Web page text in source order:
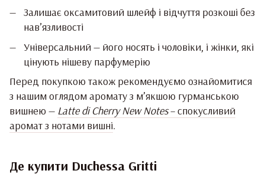
Залишає оксамитовий шлейф і відчуття розкоші без
нав’язливості
Універсальний — його носять і чоловіки, і жінки, які
цінують нішеву парфумерію
Перед покупкою також рекомендуємо ознайомитися
з нашим оглядом аромату з м’якшою гурманською
вишнею — Latte di Cherry New Notes– спокусливий
аромат з нотами вишні.
Де купити Duchessa Gritti